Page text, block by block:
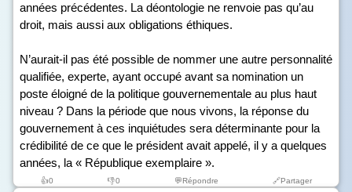
années précédentes. La déontologie ne renvoie pas qu’au
droit, mais aussi aux obligations éthiques.
N’aurait-il pas été possible de nommer une autre personnalité
qualifiée, experte, ayant occupé avant sa nomination un
poste éloigné de la politique gouvernementale au plus haut
niveau ? Dans la période que nous vivons, la réponse du
gouvernement à ces inquiétudes sera déterminante pour la
crédibilité de ce que le président avait appelé, il y a quelques
années, la « République exemplaire ».
👍0 👎0 💬Répondre 🔗Partager